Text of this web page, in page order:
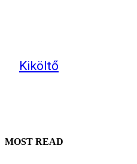
Kiköltő
MOST READ